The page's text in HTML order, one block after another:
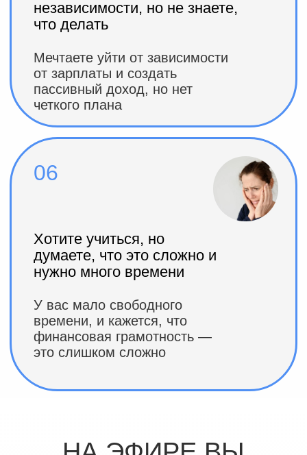
вас
– Простые и понятные рекомендации, как
защитить сбережения от инфляции и начать
формировать капитал
инструментыдля
оптимизации вашего
бюджета
и начать откладывать деньги уже на
следующий день после вебинара
Ответы на ваши вопросы
попервым шагам в
инвестировании
– Как правильно выбрать инструмент,
избежать ошибок новичков и защитить свои
деньги